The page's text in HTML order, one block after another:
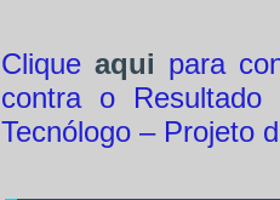
Cliqueaqui para
contra o
Tecnólogo – Projeto